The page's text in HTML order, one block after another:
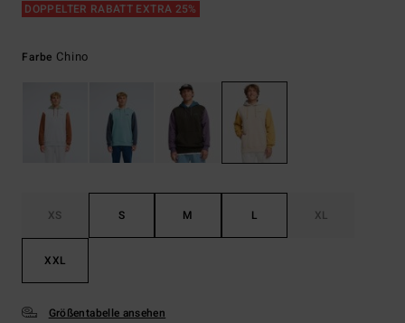
DOPPELTER RABATT EXTRA 25%
Farbe Chino
XS S M L XL
XXL
Größentabelle ansehen